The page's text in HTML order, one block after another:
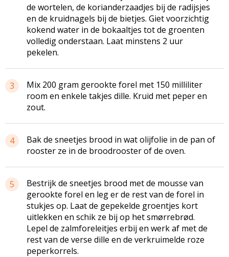
de wortelen, de korianderzaadjes bij de radijsjes
en de kruidnagels bij de bietjes. Giet voorzichtig
kokend water in de bokaaltjes tot de groenten
volledig onderstaan. Laat minstens 2 uur
pekelen.
3
Mix 200 gram gerookte forel met 150 milliliter
room en enkele takjes dille. Kruid met peper en
zout.
4
Bak de sneetjes brood in wat olijfolie in de pan of
rooster ze in de broodrooster of de oven.
5
Bestrijk de sneetjes brood met de mousse van
gerookte forel en leg er de rest van de forel in
stukjes op. Laat de gepekelde groentjes kort
uitlekken en schik ze bij op het smørrebrød.
Lepel de zalmforeleitjes erbij en werk af met de
rest van de verse dille en de verkruimelde roze
peperkorrels.